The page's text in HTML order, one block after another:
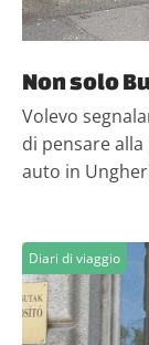
Non solo
Volevo
di pensare
auto in
Diari di viaggio